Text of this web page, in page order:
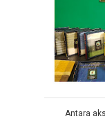
Antara